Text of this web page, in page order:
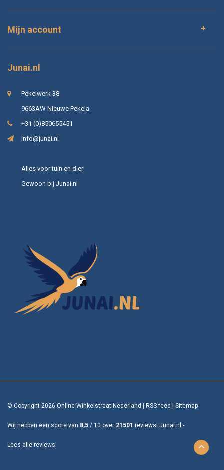
Mijn account
Junai.nl
Pekelwerk 38
9663AW Nieuwe Pekela
+31 (0)850655451
info@junai.nl
Alles voor tuin en dier
Gewoon bij Junai.nl
© Copyright 2026 Online Winkelstraat Nederland RSS-feed Sitemap
Wij hebben een score van 8,5 / 10 over 21501 reviews! Junai.nl -
Lees alle reviews